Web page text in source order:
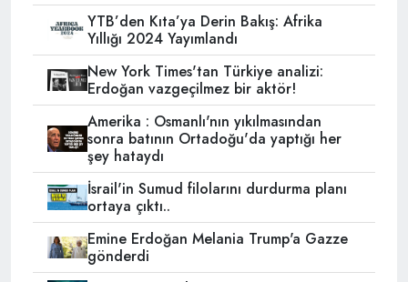
YTB’den Kıta’ya Derin Bakış: Afrika
Yıllığı 2024 Yayımlandı
New York Times'tan Türkiye analizi:
Erdoğan vazgeçilmez bir aktör!
Amerika : Osmanlı'nın yıkılmasından
sonra batının Ortadoğu'da yaptığı her
şey hataydı
İsrail'in Sumud filolarını durdurma planı
ortaya çıktı..
Emine Erdoğan Melania Trump'a Gazze
gönderdi